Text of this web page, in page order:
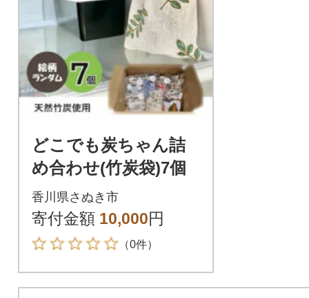
どこでも炭ちゃん詰
め合わせ(竹炭袋)7個
香川県さぬき市
寄付金額 10,000円
（0件）